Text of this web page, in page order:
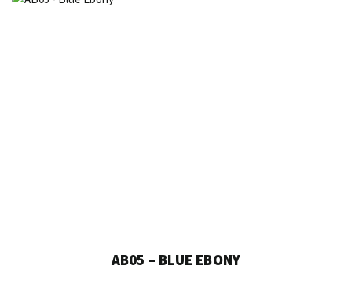
AB05 – BLUE EBONY